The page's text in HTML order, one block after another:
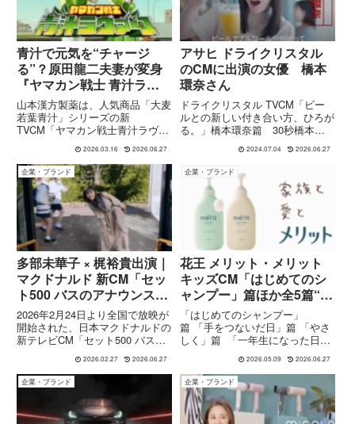
青汁で元気を“チャージ
る”？原田龍二夫妻が変身
『ヤマカン戦士 青汁ラヴ
ァーズ登場』CM
山本漢方製薬は、人気商品「大麦
若葉青汁」シリーズの新
TVCM「ヤマカン戦士青汁ラヴァ
ーズ登場」篇を公開しました。
CMには俳優 原田龍二 と妻で元
女優の 愛さん が出演。前作に続
き夫婦で登場し、今作ではコミカ
ルな戦隊ヒーロー「ヤマカン戦士
青...
2026.03.16 2026.06.27
アサヒ ドライクリスタル
のCMに出演の女優 橋本
環奈さん
ドライクリスタル TVCM「ビー
ルとの新しい付き合い方、ひろが
る。」橋本環奈篇 30秒橋本環
奈さんの出演するアサヒビール
スーパードライ ドライクリスタ
ルのCMがアサヒグループ
YouTube公式チャンネルで公開に
なっています。 ※お酒は20...
2024.07.04 2026.06.27
企業・ブランド
多部未華子 × 梶裕貴出演｜
マクドナルド 新CM「セッ
ト500 バスのアナウンス」
篇公開！ワンコインで楽し
む“復活のマックポーク”
2026年2月24日より全国で放映が
開始された、日本マクドナルドの
新テレビCM「セット500 バスの
アナウンス」篇には、女優・多部
未華子さんと声優／俳優・梶裕貴
さんが出演しています。このCM
は、ワンコインの500円でバーガ
ー、サイドメニュー...
2026.02.27 2026.06.27
企業・ブランド
花王 メリット・メリット
キッズCM「はじめてのシ
ャンプー」篇ほか全5篇“家
族と愛とメリット”シリー
ズの優しい世界｜楽曲:椎
名林檎
「はじめてのシャンプー」
篇 「手をつないだ日」篇 「やさ
しく」篇 「一年生になった日」
篇「はじめて料理をした日」篇花
王「メリット」の新CMシリーズ
「家族と愛とメリット」が公開さ
れています。今回話題となってい
るのは、「はじめてのシャンプ
ー」...
2026.05.09 2026.06.27
企業・ブランド 企業・ブランド